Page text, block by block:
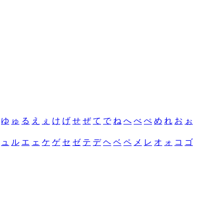
ゆ ゅ る え ぇ け げ せ ぜ て で ね へ べ ぺ め れ お ぉ
ュ ル エ ェ ケ ゲ セ ゼ テ デ ヘ ベ ペ メ レ オ ォ コ ゴ